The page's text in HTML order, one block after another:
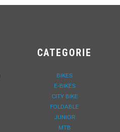
CATEGORIE
BIKES
E-BIKES
CITY BIKE
FOLDABLE
JUNIOR
MTB